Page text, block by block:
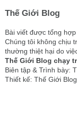
Thế Giới Blog
Bài viết được tổng
Chúng tôi không chịu
thường thiệt hại do
Thế Giới Blog chạy
Biên tập & Trình bày:
Thiết kế: Thế Giới Blog